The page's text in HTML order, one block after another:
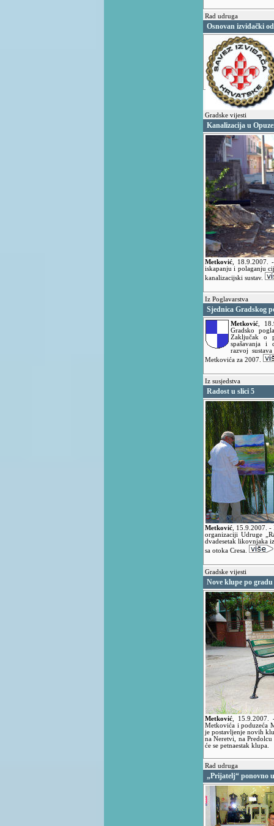
Rad udruga
Osnovan izviđački
Gradske vijesti
Kanalizacija u
Metković 18.9.2007.
iskapanju i polaganju
kanalizacijski sustav.
Iz Poglavarstva
Sjednica Gradskog
Metković
Gradsko
Zaključak o
spašavanja i
razvoj
Metkovića za 2007.
Iz susjedstva
Radost u slici 5
Metković 15.9.2007. -
organizaciji Udruge
dvadesetak likovnjaka
sa otoka Cresa.
Gradske vijesti
Nove klupe po gradu
Metković 15.9.2007.
Metkovića i poduzeća
je postavljenje novih
na Neretvi, na
će se petnaestak klupa.
Rad udruga
„Prijatelj“ ponovno